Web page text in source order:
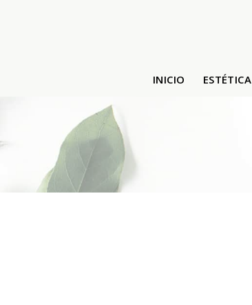
INICIO ESTÉTICA
VALES REGALOS